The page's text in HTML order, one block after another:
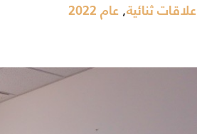
علاقات ثنائية, عام 2022